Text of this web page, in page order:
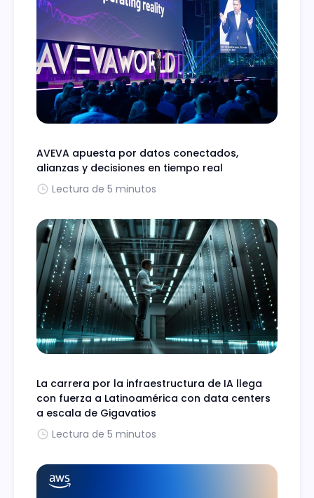
AVEVA apuesta por datos conectados,
alianzas y decisiones en tiempo real
Lectura de 5 minutos
La carrera por la infraestructura de IA llega
con fuerza a Latinoamérica con data centers
a escala de Gigavatios
Lectura de 5 minutos